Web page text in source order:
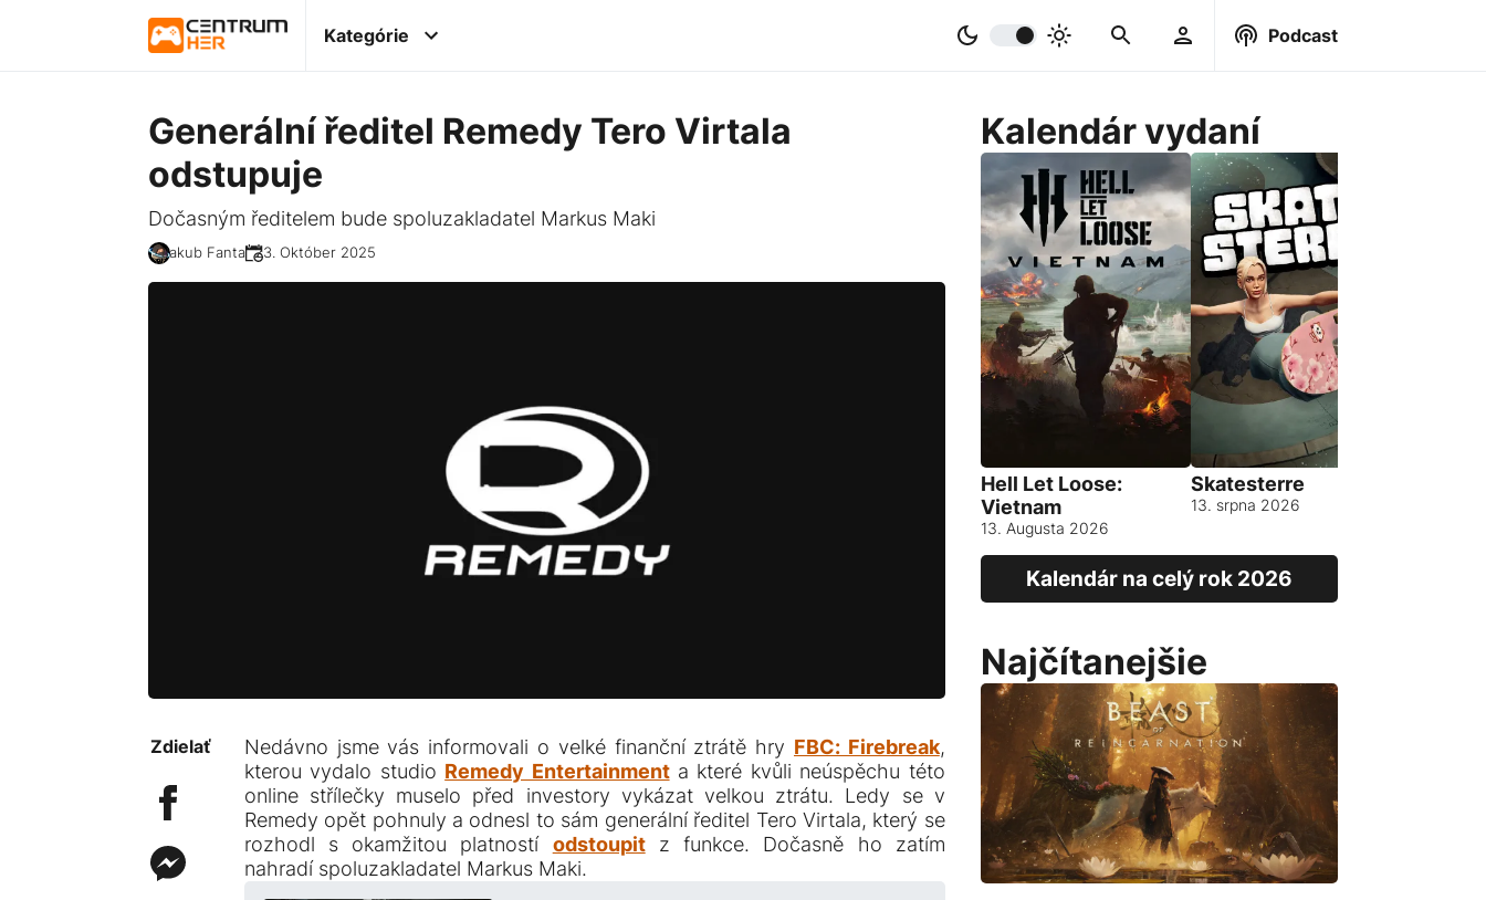
Kategórie Podcast
Generální ředitel Remedy Tero Virtala
odstupuje
Dočasným ředitelem bude spoluzakladatel Markus Maki
Jakub Fanta 23. Október 2025
Zdielať Nedávno jsme vás informovali o velké finanční ztrátě hry FBC: Firebreak,
kterou vydalo studio Remedy Entertainmenta které kvůli neúspěchu této
online střílečky muselo před investory vykázat velkou ztrátu. Ledy se v
Remedy opět pohnuly a odnesl to sám generální ředitel Tero Virtala, který se
rozhodl s okamžitou platností odstoupitz funkce. Dočasně ho zatím
nahradí spoluzakladatel Markus Maki.
Kalendár vydaní
Hell Let Loose:
Vietnam
13. Augusta 2026
Skatesterre
13. srpna 2026
Kalendár na celý rok 2026
Najčítanejšie